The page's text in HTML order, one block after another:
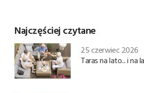
Najczęściej czytane
25 czerwiec 2026
Taras na lato... i na